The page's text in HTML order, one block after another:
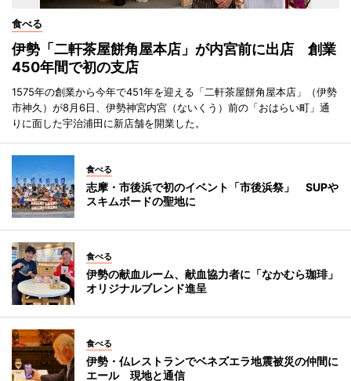
食べる
伊勢「二軒茶屋餅角屋本店」が内宮前に出店 創業
450年間で初の支店
1575年の創業から今年で451年を迎える「二軒茶屋餅角屋本店」（伊勢
市神久）が8月6日、伊勢神宮内宮（ないくう）前の「おはらい町」通
りに面した宇治浦田に新店舗を開業した。
食べる
志摩・市後浜で初のイベント「市後浜祭」 SUPや
スキムボードの聖地に
食べる
伊勢の献血ルーム、献血協力者に「なかむら珈琲」
オリジナルブレンド進呈
食べる
伊勢・仏レストランでベネズエラ地震被災の仲間に
エール 現地と通信